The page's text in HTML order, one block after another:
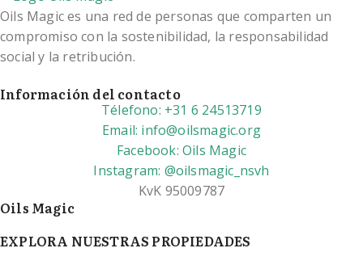
Oils Magic es una red de personas que comparten un
compromiso con la sostenibilidad, la responsabilidad
social y la retribución.
Información del contacto
Télefono: +31 6 24513719
Email: info@oilsmagic.org
Facebook: Oils Magic
Instagram: @oilsmagic_nsvh
KvK 95009787
Oils Magic
EXPLORA NUESTRAS PROPIEDADES